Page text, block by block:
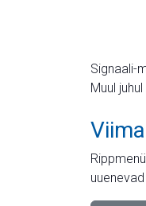
Signaali-
Muul